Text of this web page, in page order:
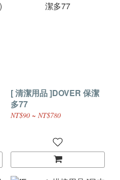
[ 清潔用品 ]DOVER 保潔
多77
NT$90 ~ NT$780